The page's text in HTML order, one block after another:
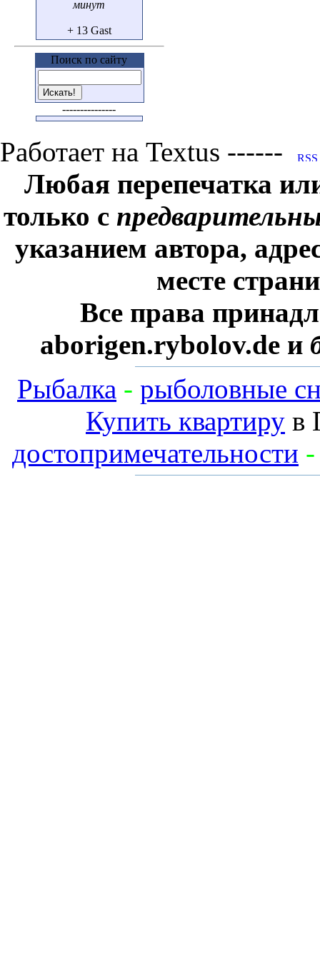
минут
+ 13 Gast
Поиск по сайту
---------------
Работает на Textus ------
Любая перепечатка
только с
указанием автора,
месте
Все права
aborigen.rybolov.de и
Рыбалка - рыболовные
Купить квартиру в
достопримечательности